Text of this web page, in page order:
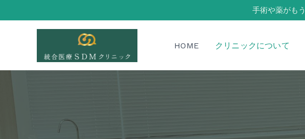
容
ッ
手術や薬がも
HOME クリニックについて